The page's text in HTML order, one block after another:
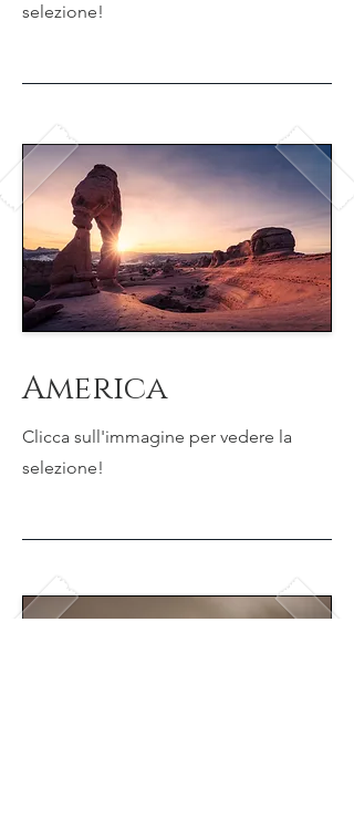
selezione!
America
Clicca sull'immagine per vedere la
selezione!